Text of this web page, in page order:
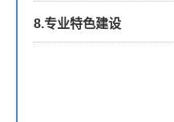
8.专业特色建设